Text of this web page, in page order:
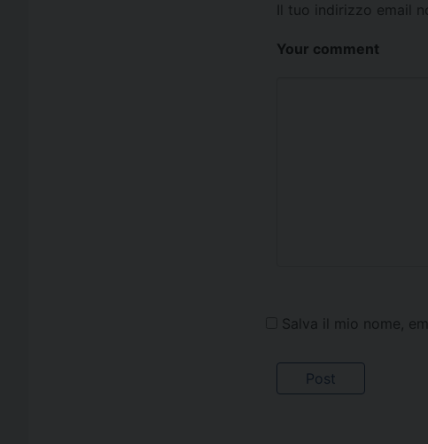
Il tuo indirizzo email
Your comment
Salva il mio nome,